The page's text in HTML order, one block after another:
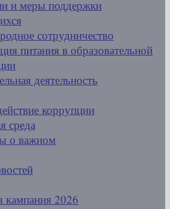
и меры поддержки
сотрудничество
питания в образовательной
деятельность
коррупции
среда
о важном
кампания 2026